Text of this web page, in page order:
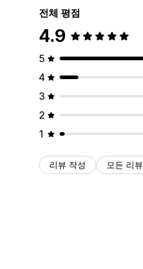
전체 평점
4.9
5
4
3
2
1
리뷰 작성 모든 리뷰